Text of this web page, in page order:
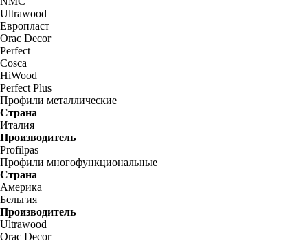
Ultrawood
Европласт
Orac Decor
Perfect
Cosca
HiWood
Perfect Plus
Профили металлические
Страна
Италия
Производитель
Profilpas
Профили многофункциональные
Страна
Америка
Бельгия
Производитель
Ultrawood
Orac Decor